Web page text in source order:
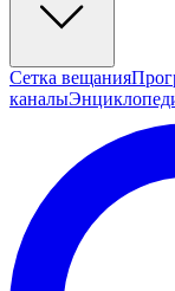
Сетка вещания
каналы